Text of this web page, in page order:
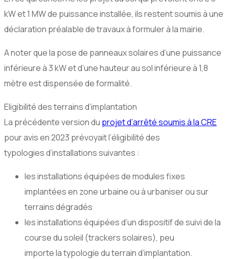
kW et 1 MW de puissance installée, ils restent soumis à une
déclaration préalable de travaux à formuler à la mairie.
A noter que la pose de panneaux solaires d’une puissance
inférieure à 3 kW et d’une hauteur au sol inférieure à 1,8
mètre est dispensée de formalité.
Eligibilité des terrains d’implantation
La précédente version du projet d’arrêté soumis à la CRE
pour avis en 2023 prévoyait l’éligibilité des
typologies d’installations suivantes :
les installations équipées de modules fixes
implantées en zone urbaine ou à urbaniser ou sur
terrains dégradés
les installations équipées d’un dispositif de suivi de la
course du soleil (trackers solaires), peu
importe la typologie du terrain d’implantation.